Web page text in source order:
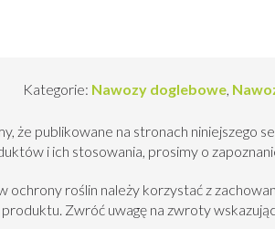
Kategorie: Nawozy doglebowe,
że publikowane na stronach niniejszego
i ich stosowania, prosimy o
ochrony roślin należy korzystać z
Zwróć uwagę na zwroty